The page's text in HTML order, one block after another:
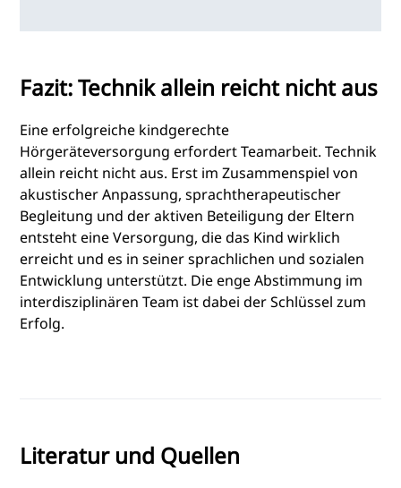
Fazit: Technik allein reicht nicht aus
Eine erfolgreiche kindgerechte
Hörgeräteversorgung erfordert Teamarbeit. Technik
allein reicht nicht aus. Erst im Zusammenspiel von
akustischer Anpassung, sprachtherapeutischer
Begleitung und der aktiven Beteiligung der Eltern
entsteht eine Versorgung, die das Kind wirklich
erreicht und es in seiner sprachlichen und sozialen
Entwicklung unterstützt. Die enge Abstimmung im
interdisziplinären Team ist dabei der Schlüssel zum
Erfolg.
Literatur und Quellen